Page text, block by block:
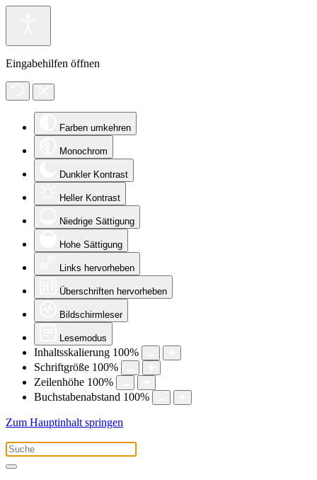
Eingabehilfen öffnen
Farben umkehren
Monochrom
Dunkler Kontrast
Heller Kontrast
Niedrige Sättigung
Hohe Sättigung
Links hervorheben
Überschriften hervorheben
Bildschirmleser
Lesemodus
Inhaltsskalierung 100%
Schriftgröße 100%
Zeilenhöhe 100%
Buchstabenabstand 100%
Zum Hauptinhalt springen